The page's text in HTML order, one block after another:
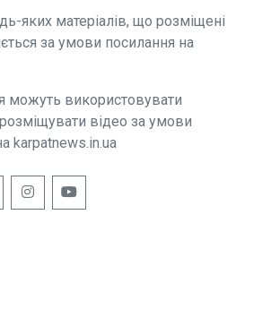
яких матеріалів, що розміщені
за умови посилання на
можуть використовувати
відео за умови
karpatnews.in.ua